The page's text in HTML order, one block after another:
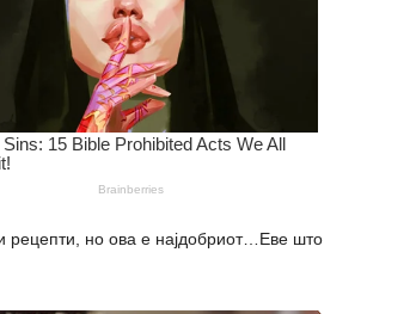
но ова е најдобриот…Еве што